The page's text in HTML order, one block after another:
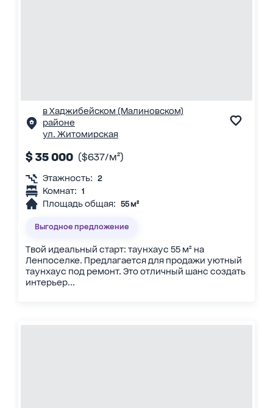
в Хаджибейском (Малиновском)
районе
ул. Житомирская
$ 35 000 ($637/м²)
Этажность: 2
Комнат: 1
Площадь общая: 55 м²
Выгодное предложение
Твой идеальный старт: таунхаус 55 м² на
Ленпоселке. Предлагается для продажи уютный
таунхаус под ремонт. Это отличный шанс создать
интерьер...